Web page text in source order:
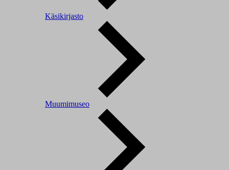
Käsikirjasto
Muumimuseo